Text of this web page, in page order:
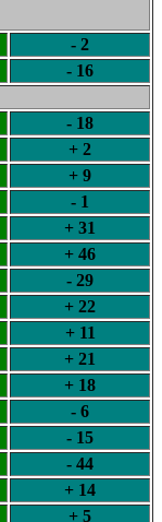
- 2
- 16
- 18
+ 2
+ 9
- 1
+ 31
+ 46
- 29
+ 22
+ 11
+ 21
+ 18
- 6
- 15
- 44
+ 14
+ 5